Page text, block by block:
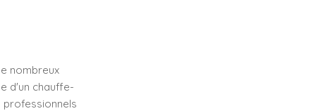
nombreux
d'un chauffe-
professionnels